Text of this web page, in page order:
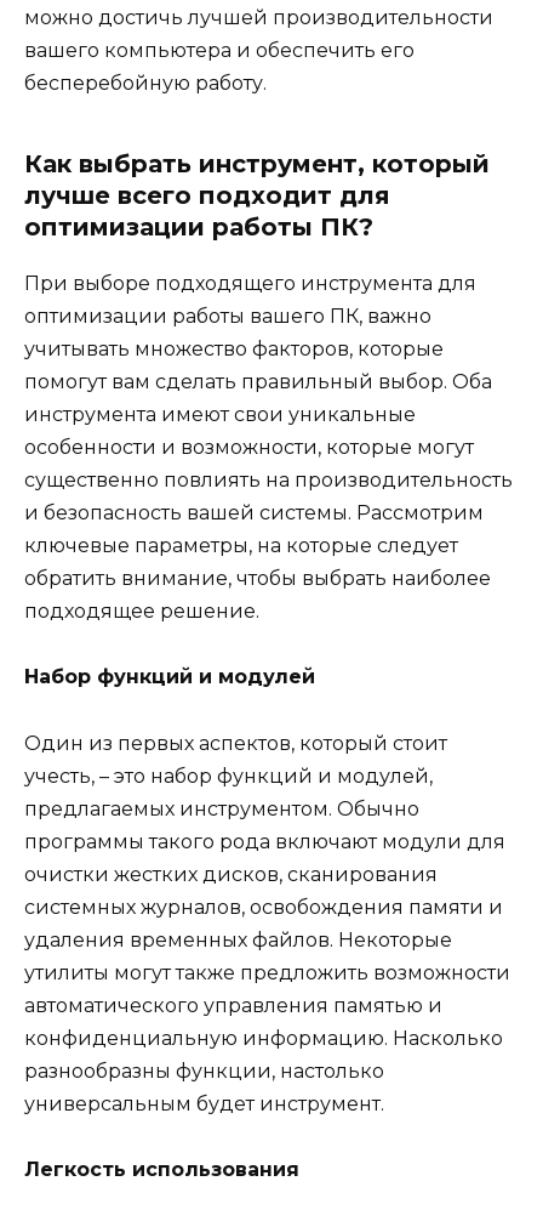
можно достичь лучшей производительности
вашего компьютера и обеспечить его
бесперебойную работу.
Как выбрать инструмент, который
лучше всего подходит для
оптимизации работы ПК?
При выборе подходящего инструмента для
оптимизации работы вашего ПК, важно
учитывать множество факторов, которые
помогут вам сделать правильный выбор. Оба
инструмента имеют свои уникальные
особенности и возможности, которые могут
существенно повлиять на производительность
и безопасность вашей системы. Рассмотрим
ключевые параметры, на которые следует
обратить внимание, чтобы выбрать наиболее
подходящее решение.
Набор функций и модулей
Один из первых аспектов, который стоит
учесть, – это набор функций и модулей,
предлагаемых инструментом. Обычно
программы такого рода включают модули для
очистки жестких дисков, сканирования
системных журналов, освобождения памяти и
удаления временных файлов. Некоторые
утилиты могут также предложить возможности
автоматического управления памятью и
конфиденциальную информацию. Насколько
разнообразны функции, настолько
универсальным будет инструмент.
Легкость использования